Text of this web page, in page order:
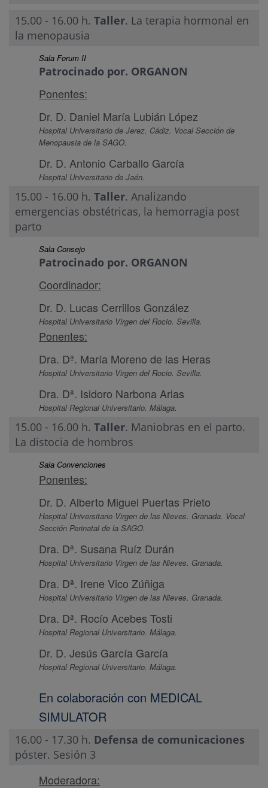
15.00 - 16.00 h. Taller. La terapia hormonal en
la menopausia
Sala Forum II
Patrocinado por. ORGANON
Ponentes:
Dr. D. Daniel María Lubián López
Hospital Universitario de Jerez. Cádiz. Vocal Sección de
Menopausia de la SAGO.
Dr. D. Antonio Carballo García
Hospital Universitario de Jaén.
15.00 - 16.00 h. Taller. Analizando
emergencias obstétricas, la hemorragia post
parto
Sala Consejo
Patrocinado por. ORGANON
Coordinador:
Dr. D. Lucas Cerrillos González
Hospital Universitario Virgen del Rocio. Sevilla.
Ponentes:
Dra. Dª. María Moreno de las Heras
Hospital Universitario Virgen del Rocio. Sevilla.
Dra. Dª. Isidoro Narbona Arias
Hospital Regional Universitario. Málaga.
15.00 - 16.00 h. Taller. Maniobras en el parto.
La distocia de hombros
Sala Convenciones
Ponentes:
Dr. D. Alberto Miguel Puertas Prieto
Hospital Universitario Virgen de las Nieves. Granada. Vocal
Sección Perinatal de la SAGO.
Dra. Dª. Susana Ruíz Durán
Hospital Universitario Virgen de las Nieves. Granada.
Dra. Dª. Irene Vico Zúñiga
Hospital Universitario Virgen de las Nieves. Granada.
Dra. Dª. Rocío Acebes Tosti
Hospital Regional Universitario. Málaga.
Dr. D. Jesús García García
Hospital Regional Universitario. Málaga.
En colaboración con MEDICAL
SIMULATOR
16.00 - 17.30 h. Defensa de comunicaciones
póster. Sesión 3
Moderadora: